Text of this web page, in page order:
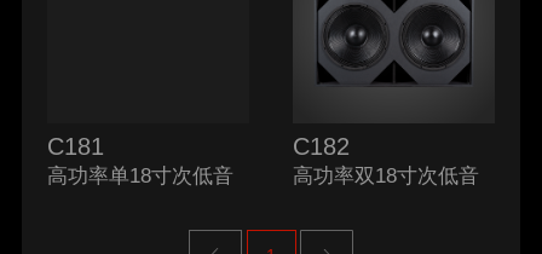
C181
高功率单18寸次低音
C182
高功率双18寸次低音